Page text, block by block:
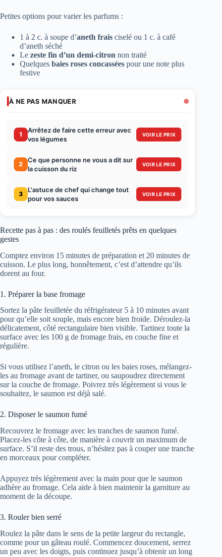
Petites options pour varier les parfums :
1 à 2 c. à soupe d’aneth frais ciselé ou 1 c. à café
d’aneth séché
Le zeste fin d’un demi-citron non traité
Quelques baies roses concassées pour une note plus
festive
À NE PAS MANQUER
1
Arrêtez de faire cette erreur avec
vos légumes
VOIR LE PRIX
2
Ce que personne ne vous a dit sur
la cuisson du riz
VOIR LE PRIX
3
L'astuce de chef qui change tout
pour vos sauces
VOIR LE PRIX
Recette pas à pas : des roulés feuilletés prêts en quelques
gestes
Comptez environ 15 minutes de préparation et 20 minutes de
cuisson. Le plus long, honnêtement, c’est d’attendre qu’ils
dorent au four.
1. Préparer la base fromage
Sortez la pâte feuilletée du réfrigérateur 5 à 10 minutes avant
pour qu’elle soit souple, mais encore bien froide. Déroulez-la
délicatement, côté rectangulaire bien visible. Tartinez toute la
surface avec les 100 g de fromage frais, en couche fine et
régulière.
Si vous utilisez l’aneth, le citron ou les baies roses, mélangez-
les au fromage avant de tartiner, ou saupoudrez directement
sur la couche de fromage. Poivrez très légèrement si vous le
souhaitez, le saumon est déjà salé.
2. Disposer le saumon fumé
Recouvrez le fromage avec les tranches de saumon fumé.
Placez-les côte à côte, de manière à couvrir un maximum de
surface. S’il reste des trous, n’hésitez pas à couper une tranche
en morceaux pour compléter.
Appuyez très légèrement avec la main pour que le saumon
adhère au fromage. Cela aide à bien maintenir la garniture au
moment de la découpe.
3. Rouler bien serré
Roulez la pâte dans le sens de la petite largeur du rectangle,
comme pour un gâteau roulé. Commencez doucement, serrez
un peu avec les doigts, puis continuez jusqu’à obtenir un long